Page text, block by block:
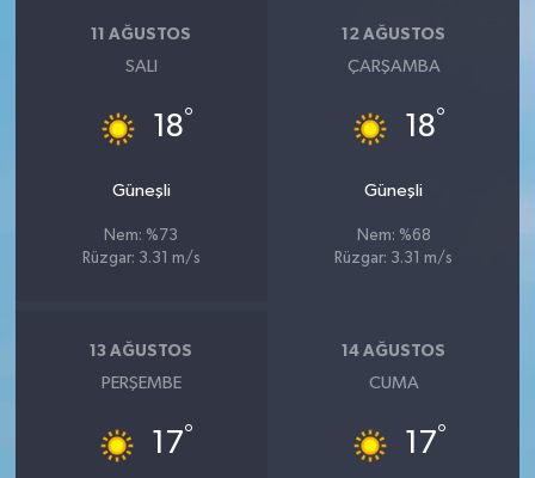
11 AĞUSTOS
SALI
18°
Güneşli
Nem: %73
Rüzgar: 3.31 m/s
12 AĞUSTOS
ÇARŞAMBA
18°
Güneşli
Nem: %68
Rüzgar: 3.31 m/s
13 AĞUSTOS
PERŞEMBE
17°
14 AĞUSTOS
CUMA
17°